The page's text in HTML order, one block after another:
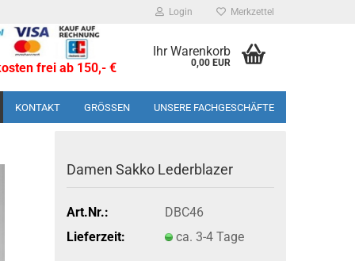
Login Merkzettel
frei ab 150,- €
Ihr Warenkorb
0,00 EUR
KONTAKT GRÖSSEN UNSERE FACHGESCHÄFTE
Damen Sakko Le­derbla­zer
Art.Nr.:
DBC46
Lieferzeit:
ca. 3-4 Tage